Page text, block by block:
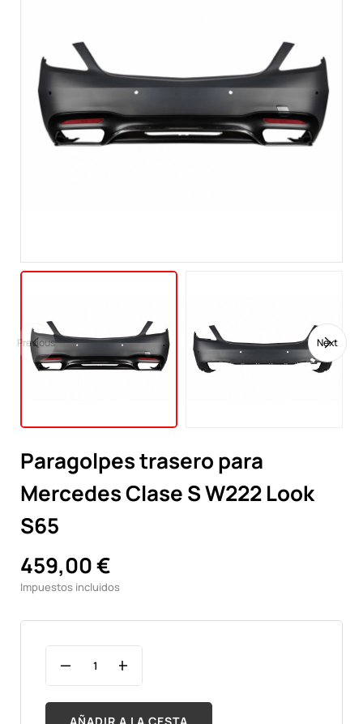
Previous Next
Paragolpes trasero para
Mercedes Clase S W222 Look
S65
459,00 €
Impuestos incluidos
AÑADIR A LA CESTA